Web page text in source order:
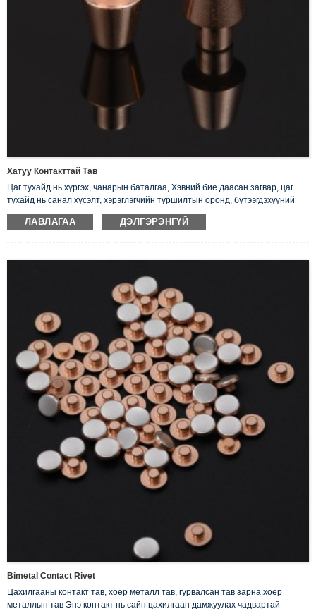
Хатуу Контакттай Тав
Цаг тухайд нь хүргэх, чанарын баталгаа, Хэвний бие даасан загвар, цаг
тухайд нь санал хүсэлт, хэрэглэгчийн туршилтын оронд, бүтээгдэхүүний
найрлагад дүн шинжилгээ хийх.
ЛАВЛАГАА ДЭЛГЭРЭНГҮЙ
Bimetal Contact Rivet
Цахилгааны контакт тав, хоёр металл тав, гурвалсан тав зарна.хоёр
металлын тав Энэ контакт нь сайн цахилгаан дамжуулах чадвартай